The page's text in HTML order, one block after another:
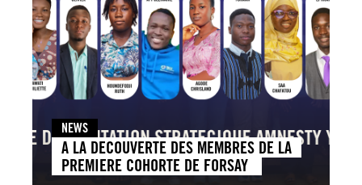
NEWS
A LA DECOUVERTE DES MEMBRES DE LA
PREMIERE COHORTE DE FORSAY